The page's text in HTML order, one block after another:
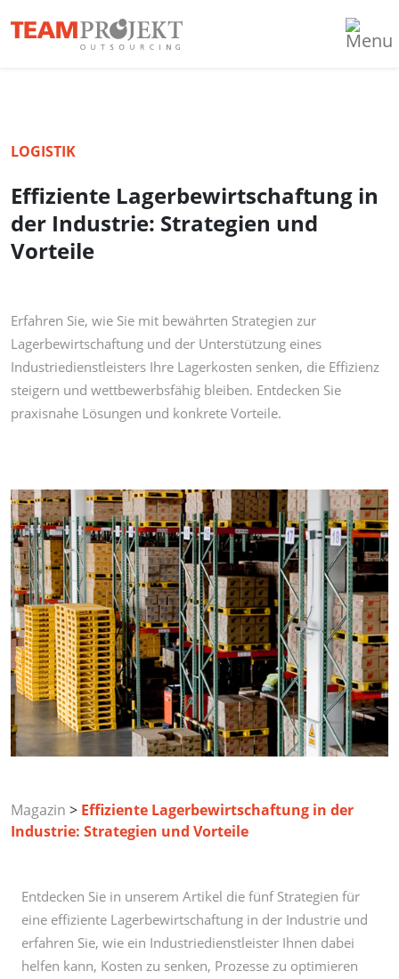
LOGISTIK
Effiziente Lagerbewirtschaftung in
der Industrie: Strategien und
Vorteile
Erfahren Sie, wie Sie mit bewährten Strategien zur
Lagerbewirtschaftung und der Unterstützung eines
Industriedienstleisters Ihre Lagerkosten senken, die Effizienz
steigern und wettbewerbsfähig bleiben. Entdecken Sie
praxisnahe Lösungen und konkrete Vorteile.
Magazin > Effiziente Lagerbewirtschaftung in der
Industrie: Strategien und Vorteile
Entdecken Sie in unserem Artikel die fünf Strategien für
eine effiziente Lagerbewirtschaftung in der Industrie und
erfahren Sie, wie ein Industriedienstleister Ihnen dabei
helfen kann, Kosten zu senken, Prozesse zu optimieren